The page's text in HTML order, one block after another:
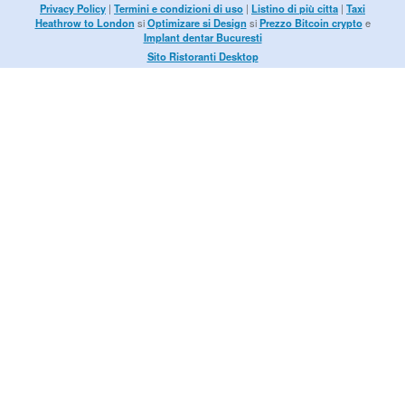
Privacy Policy | Termini e condizioni di uso | Listino di più citta | Taxi
Heathrow to London siOptimizare si Design siPrezzo Bitcoin cryptoe
Implant dentar Bucuresti
Sito Ristoranti Desktop